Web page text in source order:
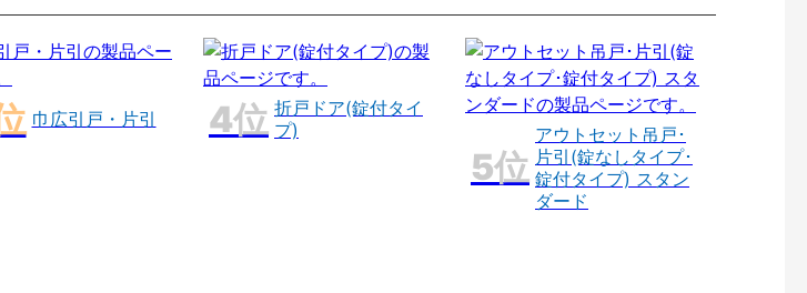
巾広引戸・片引
折戸ドア(錠付タイ
プ)
アウトセット吊戸･
片引(錠なしタイプ･
錠付タイプ) スタン
ダード